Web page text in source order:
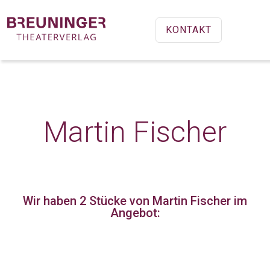
KONTAKT
Martin Fischer
Wir haben 2 Stücke von Martin Fischer im
Angebot: